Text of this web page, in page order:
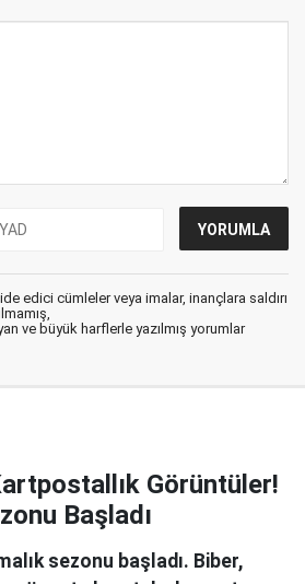
edici cümleler veya imalar, inançlara saldırı
ve büyük harflerle yazılmış yorumlar
Görüntüler!
Başladı
sezonu başladı. Biber,